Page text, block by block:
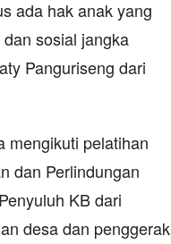
ada hak anak yang
sosial jangka
Panguriseng dari
mengikuti pelatihan
dan Perlindungan
KB dari
desa dan penggerak